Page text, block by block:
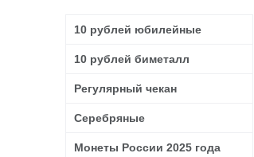
10 рублей юбилейные
10 рублей биметалл
Регулярный чекан
Серебряные
Монеты России 2025 года